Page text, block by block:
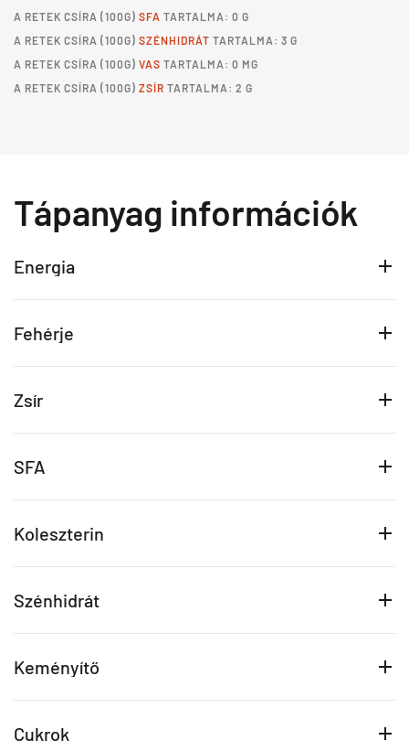
A RETEK CSÍRA (100G) SFA TARTALMA: 0 G
A RETEK CSÍRA (100G) SZÉNHIDRÁT TARTALMA: 3 G
A RETEK CSÍRA (100G) VAS TARTALMA: 0 MG
A RETEK CSÍRA (100G) ZSÍR TARTALMA: 2 G
Tápanyag információk
Energia
Fehérje
Zsír
SFA
Koleszterin
Szénhidrát
Keményítő
Cukrok